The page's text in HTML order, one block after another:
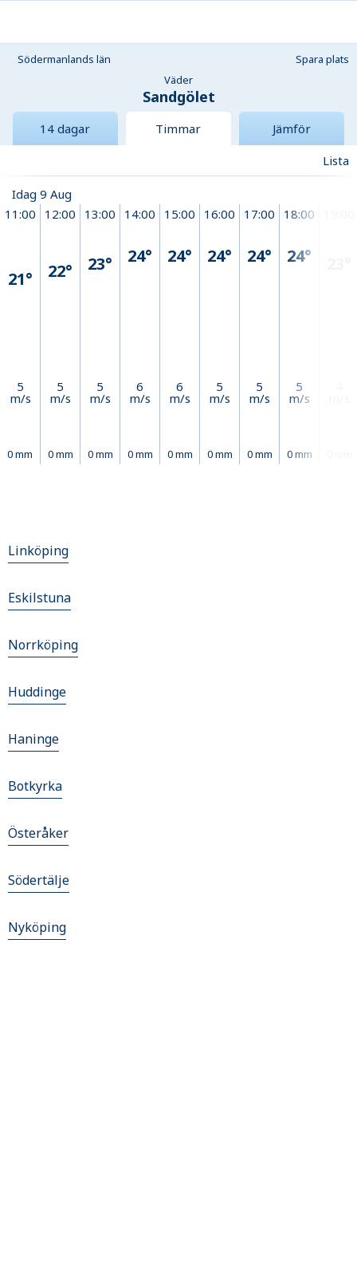
Södermanlands län
Spara plats
Väder
Sandgölet
14 dagar Timmar
Jämför
Lista
Idag 9 Aug
11:00
21°
5
m/s
0 mm
12:00
22°
5
m/s
0 mm
13:00
23°
5
m/s
0 mm
14:00
24°
6
m/s
0 mm
15:00
24°
6
m/s
0 mm
16:00
24°
5
m/s
0 mm
17:00
24°
5
m/s
0 mm
18:00
24°
5
m/s
0 mm
Linköping
Eskilstuna
Norrköping
Huddinge
Haninge
Botkyrka
Österåker
Södertälje
Nyköping